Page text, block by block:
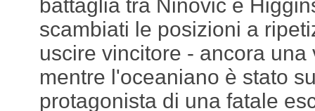
battaglia tra Ninovic e
scambiati le posizioni a
uscire vincitore - ancora una
mentre l'oceaniano è stato
protagonista di una fatale